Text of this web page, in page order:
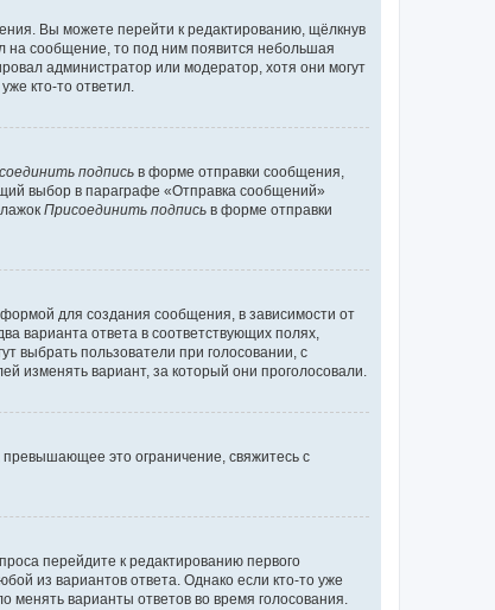
Вы можете перейти к редактированию, щёлкнув
на сообщение, то под ним появится небольшая
администратор или модератор, хотя они могут
кто-то ответил.
подпись в форме отправки сообщения,
выбор в параграфе «Отправка сообщений»
Присоединить подпись в форме отправки
для создания сообщения, в зависимости от
варианта ответа в соответствующих полях,
выбрать пользователи при голосовании, с
изменять вариант, за который они проголосовали.
превышающее это ограничение, свяжитесь с
перейдите к редактированию первого
из вариантов ответа. Однако если кто-то уже
менять варианты ответов во время голосования.